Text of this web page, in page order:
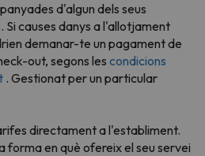
d'algun dels seus
causes danys a l'allotjament
demanar-te un pagament de
out, segons les condicions
. Gestionat per un particular
directament a l'establiment.
forma en què ofereix el seu servei